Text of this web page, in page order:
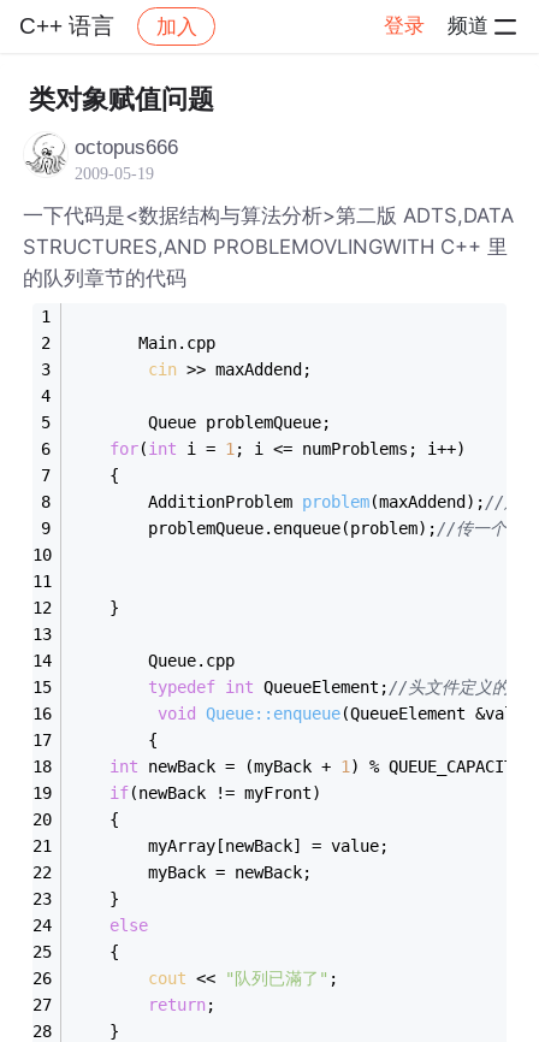
C++ 语言 加入 登录 频道
社区 C++ 语言
类对象赋值问题
octopus666
2009-05-19
一下代码是<数据结构与算法分析>第二版 ADTS,DATA
STRUCTURES,AND PROBLEMOVLINGWITH C++ 里
的队列章节的代码
       Main.cpp
cin >> maxAddend;
        Queue problemQueue;
for(int i = 1 ; i <= numProblems; i++)
	{
AdditionProblem problem(maxAddend) ;//定义
		problemQueue.enqueue(problem);
//传一个对
	}
        Queue.cpp
typedef int QueueElement;//头文件定义的
void
Queue::enqueue(QueueElement
        {
int newBack = (myBack + 1 ) % QUEUE_CAPACITY;
if(newBack != myFront)
	{
		myArray[newBack] = value;
		myBack = newBack;
	}
else
	{
cout << "队列已滿了" ;
return;
	}